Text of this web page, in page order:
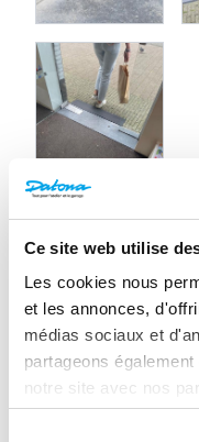
Ce site web utilise
Les cookies nous
et les annonces,
médias sociaux et
partageons
notre site avec nos
publicité et d'analyse,
Avis
4.65/5